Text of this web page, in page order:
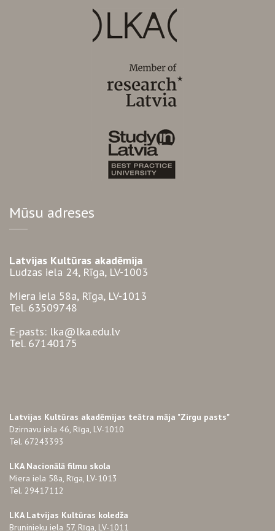
Mūsu adreses
Latvijas Kultūras akadēmija
Ludzas iela 24, Rīga, LV-1003
Miera iela 58a, Rīga, LV-1013
Tel. 63509748
E-pasts: lka@lka.edu.lv
Tel. 67140175
Latvijas Kultūras akadēmijas teātra māja "Zirgu pasts"
Dzirnavu iela 46, Rīga, LV-1010
Tel. 67243393
LKA Nacionālā filmu skola
Miera iela 58a, Rīga, LV-1013
Tel. 29417112
LKA Latvijas Kultūras koledža
Bruņinieku iela 57, Rīga, LV-1011